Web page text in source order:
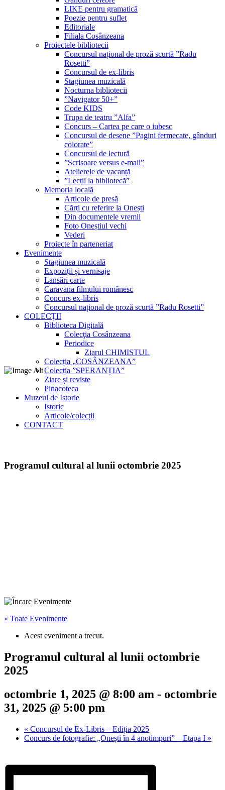
LIKE pentru gramatică
Poezie pentru suflet
Editoriale
Filiala Cosânzeana
Proiectele bibliotecii
Concursul național de proză scurtă ”Radu
Rosetti”
Concursul de ex-libris
Stagiunea muzicală
Nocturna bibliotecii
”Navigator 50+”
Code KIDS
Trupa de teatru ”Alfa”
Concurs – Cartea pe care o iubesc
Concursul de desene ”Pagini fermecate, gânduri
colorate”
Concursul de lectură
”Scrisoare versus e-mail”
Atelierele de vacanță
”Lecții la bibliotecă”
Memoria locală
Articole de presă
Cărți cu referire la Onești
Din documentele vremii
Foto Oneștiul vechi
Vederi
Proiecte în parteneriat
Evenimente
Stagiunea muzicală
Expoziții și vernisaje
Lansări carte
Caravana filmului românesc
Concurs ex-libris
Concursul național de proză scurtă ”Radu Rosetti”
COLECŢII
Biblioteca Digitală
Colecţia Cosânzeana
Periodice
Ziarul CHIMISTUL
Colecția „COSÂNZEANA”
Colecția ”SPERANȚIA”
Ziare și reviste
Pinacoteca
Muzeul de Istorie
Istoric
Articole/colecții
CONTACT
Programul cultural al lunii octombrie 2025
« Toate Evenimente
Acest eveniment a trecut.
Programul cultural al lunii octombrie
2025
octombrie 1, 2025 @ 8:00 am - octombrie
31, 2025 @ 5:00 pm
« Concursul de Ex-Libris – Ediția 2025
Concurs de fotografie: „Onești în 4 anotimpuri” – Etapa I »